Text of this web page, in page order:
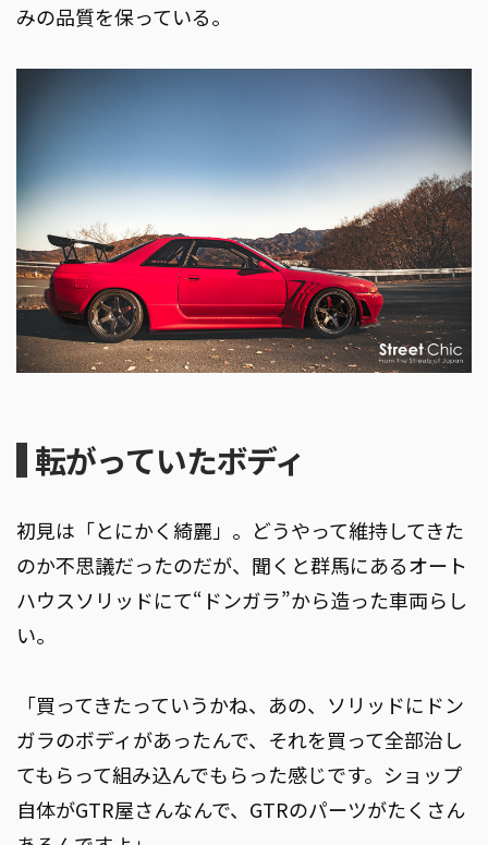
みの品質を保っている。
転がっていたボディ
初見は「とにかく綺麗」。どうやって維持してきた
のか不思議だったのだが、聞くと群馬にあるオート
ハウスソリッドにて“ドンガラ”から造った車両らし
い。
「買ってきたっていうかね、あの、ソリッドにドン
ガラのボディがあったんで、それを買って全部治し
てもらって組み込んでもらった感じです。ショップ
自体がGTR屋さんなんで、GTRのパーツがたくさん